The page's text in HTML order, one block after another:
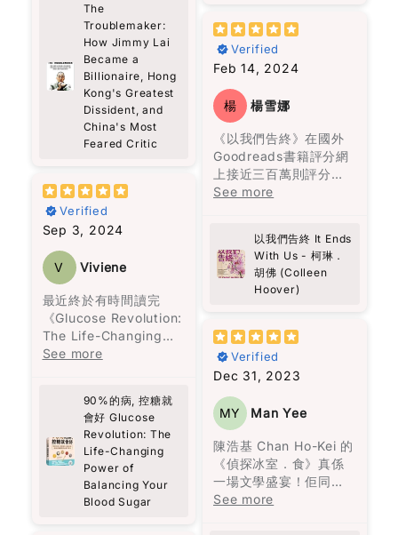
There’s also this idea
in the book about
small acts of
kindness—he calls
them “bestowals.”
Nothing big or showy,
just thoughtful
gestures for people
who might be
that a lot. It feels
very real, and also
something we can
actually do.
The story is built
around a group of
very different people,
and somehow they all
connect through
bit random, but
warm. You start to
feel that sense of
community, just from
people showing up
and caring a little
life offers more than
just the story of a
man—it’s also a vivid
exploration of Hong
Kong’s history and
struggles. From Lai’s
arrival in the 1960s
as a 12-year-old
working in a clothing
factory, to his current
status as Hong
prominent political
prisoner, the book
captures a journey
marked by resilience,
faith, and an
unyielding fight for
As Western media
often overlooks Hong
Kong’s plight, this
book is essential
reading. Pick up a
copy, and share it
widely to shed light
The
Troublemaker:
How Jimmy Lai
Became a
Billionaire, Hong
Kong's Greatest
Dissident, and
China's Most
Feared Critic
Verified
Sep 3, 2024
V Viviene
最近終於有時間讀完
《Glucose Revolution:
The Life-Changing
Power of Balancing
作為一個日常行程非常
緊湊的人，之前經常面
對能量波動的問題，尤
其是在下午時段，總是
需要依靠咖啡來保持清
See more
90%的病, 控糖就
會好 Glucose
Revolution: The
Life-Changing
Power of
Balancing Your
Blood Sugar
名兒子的頭顱，血有意
識地流經數里流到山下
的廚房尋找母親。飛升
上天空的美人兒。不能
洗掉的灰燼十字。與鬼
魂相伴聊天等等。
故事沒有主角，家族中
的每一位成員也是主
角。烏爾蘇拉的堅毅支
撐著整個家族，阿瑪蘭
她一生都無法接受愛
情。沉默的上校打了三
十二場戰爭，戰爭將他
扭曲成一個無情的人，
偏執的費爾南達，一生
只顧著名聲，親手毀了
自己的女兒，也從不懊
悔，一生都要活在自我
的體面與狂熱的宗教
中。
家族中的男性，一生都
在冒險與探索，沉溺於
情慾，同時在建立卻又
在破壞，到了年老在品
了社交的重要性，這一
切都表明了他的智慧和
洞察力。
總之，這本書不僅提供
了黎智英的見解，還讓
義，並反思自己的價值
觀。
這段不尋常的友誼讓人
深受觸動，作者以馬塞
勒斯的視角，揭示人類
的情感、脆弱和堅強。
書中以輕鬆的方式表達
深沉的情感，讓讀者在
笑聲中感受到生命的溫
暖。書中的馬塞勒斯透
過各種方式，傳達真相
給托娃，填補了她內心
真誠推介給各位讀者。
Verified
Feb 14, 2024
楊 楊雪娜
《以我們告終》在國外
Goodreads書籍評分網
上接近三百萬則評分，
高達4.2顆星的高評價，
擅長寫浪漫言情小說的
作家。她筆下的愛情與
邂逅充滿了每個女生都
曾經幻想過的美好情
起來也十分輕鬆。
然而，這一次，柯琳‧胡
佛想要講述的不僅僅是
愛情，還包括在愛錯了
人之後，王子和公主過
著怎樣的生活。她殘酷
而真實地描繪了家庭暴
力，而我最欣賞的是，
她同時呈現了兩人在一
See more
以我們告終 It Ends
With Us - 柯琳．
胡佛 (Colleen
Hoover)
Verified
Dec 31, 2023
MY Man Yee
陳浩基 Chan Ho-Kei 的
《偵探冰室．食》真係
一場文學盛宴！佢同其
他八位香港作家一齊合
See more